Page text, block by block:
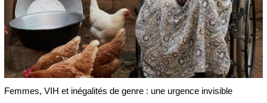
Femmes, VIH et inégalités de genre : une urgence invisible